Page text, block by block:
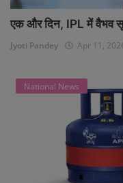
एक और दिन, IPL में वैभव
Jyoti Pandey Apr 11,
National News